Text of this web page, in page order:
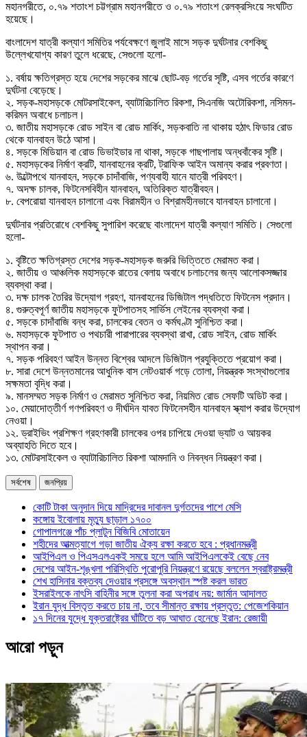
মহানগরীতে, ০.৭৯ শতাংশ চট্টগ্রাম মহানগরীতে ও ০.৭৯ শতাংশ রেলক্রসিংয়ে সংঘটিত
হয়েছে।
বাংলাদেশ যাত্রী কল্যাণ সমিতির পর্যবেক্ষণে জুলাই মাসে সড়ক দুর্ঘটনার বেশকিছু
উল্লেখযোগ্য কারণ তুলে ধরেছে, সেগুলো হলো-
১. বর্ষায় ক্ষতিগ্রস্ত হয়ে দেশের সড়কের মাঝে ছোট-বড় গর্তের সৃষ্টি, এসব গর্তের কারণে
দুর্ঘটনা বেড়েছে।
২. সড়ক-মহাসড়কে মোটরসাইকেল, ব্যাটারিচালিত রিকশা, সিএনজি অটোরিকশা, নসিমন-
করিমন অবাধে চলাচল।
৩. জাতীয় মহাসড়কে রোড সাইন বা রোড মার্কিং, সড়কবাতি না থাকায় হঠাৎ ফিডার রোড
থেকে যানবাহন উঠে আসা।
৪. সড়কে মিডিয়ান বা রোড ডিভাইডার না থাকা, সড়কে গাছপালায় অন্ধবাঁকের সৃষ্টি।
৫. মহাসড়কের নির্মাণ ক্রটি, যানবাহনের ক্রটি, ট্রাফিক আইন অমান্য করার প্রবণতা।
৬. উল্টোপথে যানবাহন, সড়কে চাদাঁবাজি, পণ্যবাহী যানে যাত্রী পরিবহণ।
৭. অদক্ষ চালক, ফিটনেসবিহীন যানবাহন, অতিরিক্ত যাত্রীবহন।
৮. বেপরোয়া যানবাহন চালানো এবং বিরামহীন ও বিশ্রামহীনভাবে যানবাহন চালানো।
দুর্ঘটনার প্রতিরোধে বেশকিছু সুপারিশ করেছে বাংলাদেশ যাত্রী কল্যাণ সমিতি। সেগুলো
হলো-
১. বৃষ্টিতে ক্ষতিগ্রস্ত দেশের সড়ক-মহাসড়ক জরুরি ভিত্তিতে মেরামত করা।
২. জাতীয় ও আঞ্চলিক মহাসড়কে রাতের বেলায় অবাধে চলাচলের জন্য আলোকসজ্জার
ব্যবস্থা করা।
৩. দক্ষ চালক তৈরির উদ্যোগ গ্রহণ, যানবাহনের ডিজিটাল পদ্ধতিতে ফিটনেস প্রদান।
৪. গুরুত্বপূর্ণ জাতীয় মহাসড়কে ফুটপাতসহ সার্ভিস লেইনের ব্যবস্থা করা।
৫. সড়কে চাদাঁবাজি বন্ধ করা, চালকের বেতন ও কর্মঘণ্টা সুনিশ্চিত করা।
৬. মহাসড়কে ফুটপাত ও পথচারী পারাপারের ব্যবস্থা রাখা, রোড সাইন, রোড মার্কিং
স্থাপন করা।
৭. সড়ক পরিবহণ আইন উন্নত বিশ্বের আদলে ডিজিটাল প্রযুক্তিতে প্রয়োগ করা।
৮. সারা দেশে উন্নতমানের আধুনিক বাস নেটওয়ার্ক গড়ে তোলা, নিয়ন্ত্রক সংস্থাগুলোর
সক্ষমতা বৃদ্ধি করা।
৯. মানসম্মত সড়ক নির্মাণ ও মেরামত সুনিশ্চিত করা, নিয়মিত রোড সেফটি অডিট করা।
১০. মেয়াদোত্তীর্ণ গণপরিবহণ ও দীর্ঘদিন যাবত ফিটনেসহীন যানবাহন স্ক্যাপ করার উদ্যোগ
নেওয়া।
১২. ড্রাইভিং প্রশিক্ষণ গ্রহণকারী চালকের ওপর চাপিয়ে দেওয়া ভ্যাট ও আয়কর
অব্যাহতি দিতে হবে।
১৩. মোটরসাইকেল ও ব্যাটারিচালিত রিকশা আমদানি ও নিবন্ধন নিয়ন্ত্রণ করা।
সর্বশেষ জনপ্রিয়
কোটি টাকা অনুদান দিয়ে মাদ্রিদের দাবানল দুর্গতদের পাশে মেসি
কঙ্গোয় ইবোলায় মৃত্যু ছাড়াল ১৭০০
গোপালগঞ্জে পাঁচ প্লাটুন বিজিবি মোতায়েন
শহীদের আত্মত্যাগে গড়া জাতীয় ঐক্য রক্ষা করতে হবে : প্রধানমন্ত্রী
আইপিএল ও পিএসএলএকই সময়ে হলে আমি আইপিএলকেই বেছে নেব
দেশের আইন-শৃঙ্খলা পরিস্থিতি পুরোপুরি নিয়ন্ত্রণে রয়েছে বললেন স্বরাষ্ট্রমন্ত্রী
শেখ হাসিনার বক্তব্য দেওয়ার প্রসঙ্গে অবস্থান স্পষ্ট করল ভারত
ইসরাইলকে নাৎসি বাহিনীর সঙ্গে তুলনা করা অপরাধ নয়: জার্মান আদালত
ইরান যুদ্ধ বিস্তৃত করতে চায় না, তবে সীমান্ত রক্ষায় প্রস্তুত: পেজেশকিয়ান
১৭ দিনের যুদ্ধে যুক্তরাষ্ট্রের ঘাঁটিতে বড় আঘাত হেনেছে ইরান: রেজায়ী
আরো পড়ুন